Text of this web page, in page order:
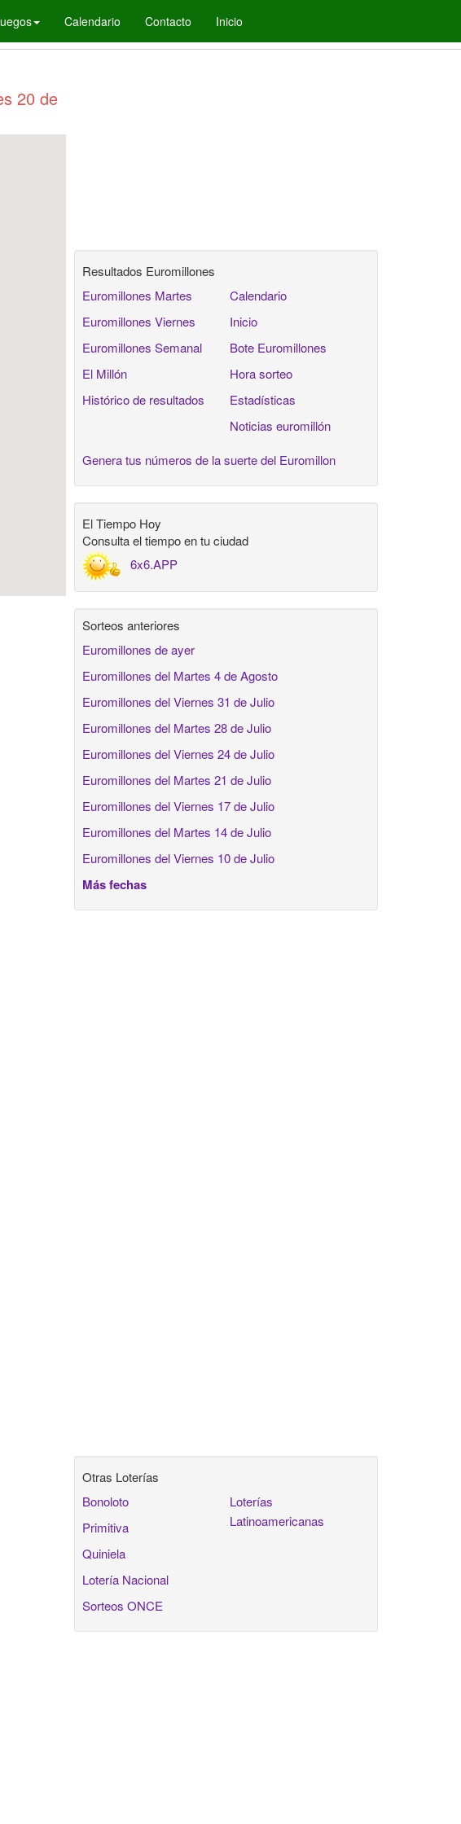
Calendario Contacto Inicio
20 de
Resultados Euromillones
Euromillones Martes
Euromillones Viernes
Euromillones Semanal
El Millón
Histórico de resultados
Calendario
Inicio
Bote Euromillones
Hora sorteo
Estadísticas
Noticias euromillón
Genera tus números de la suerte del Euromillon
El Tiempo Hoy
Consulta el tiempo en tu ciudad
6x6.APP
Sorteos anteriores
Euromillones de ayer
Euromillones del Martes 4 de Agosto
Euromillones del Viernes 31 de Julio
Euromillones del Martes 28 de Julio
Euromillones del Viernes 24 de Julio
Euromillones del Martes 21 de Julio
Euromillones del Viernes 17 de Julio
Euromillones del Martes 14 de Julio
Euromillones del Viernes 10 de Julio
Más fechas
Otras Loterías
Bonoloto
Primitiva
Quiniela
Lotería Nacional
Sorteos ONCE
Loterías
Latinoamericanas